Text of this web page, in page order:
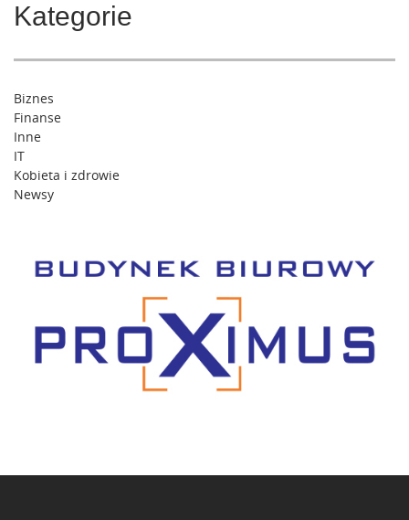
Kategorie
Biznes
Finanse
Inne
IT
Kobieta i zdrowie
Newsy